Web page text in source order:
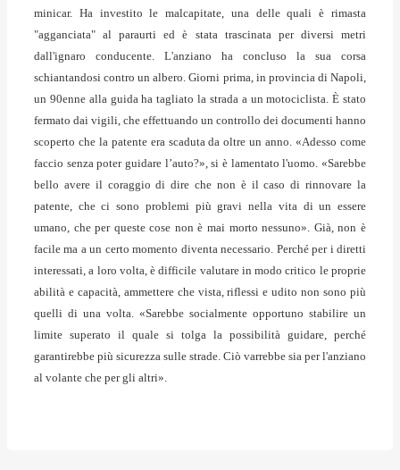
minicar. Ha investito le malcapitate, una delle quali è rimasta
"agganciata" al paraurti ed è stata trascinata per diversi metri
dall'ignaro conducente. L'anziano ha concluso la sua corsa
schiantandosi contro un albero. Giorni prima, in provincia di Napoli,
un 90ennealla guida ha tagliato la strada a un motociclista. È stato
fermato dai vigili, che effettuando un controllo dei documenti hanno
scoperto che la patente era scaduta da oltre un anno. «Adesso come
faccio senza poter guidare l’auto?», si è lamentato l'uomo. «Sarebbe
bello avere il coraggio di dire che non è il caso di rinnovare la
patente, che ci sono problemi più gravi nella vita di un essere
umano, che per queste cose non è mai morto nessuno». Già, non è
facile ma a un certo momento diventa necessario. Perché per i diretti
interessati, a loro volta, èdifficile valutare in modo critico le proprie
abilità e capacità, ammettere che vista, riflessi e udito non sono più
quelli di una volta. «Sarebbe socialmente opportuno stabilire un
limite superato il quale si tolga la possibilità guidare, perché
garantirebbe più sicurezza sulle strade. Ciò varrebbe sia per l'anziano
al volante che per gli altri».